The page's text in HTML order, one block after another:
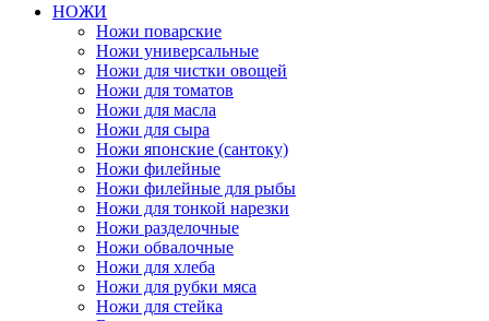
НОЖИ
Ножи поварские
Ножи универсальные
Ножи для чистки овощей
Ножи для томатов
Ножи для масла
Ножи для сыра
Ножи японские (сантоку)
Ножи филейные
Ножи филейные для рыбы
Ножи для тонкой нарезки
Ножи разделочные
Ножи обвалочные
Ножи для хлеба
Ножи для рубки мяса
Ножи для стейка